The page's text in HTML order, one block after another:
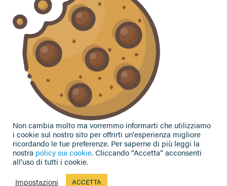
Vuoi contattarci per ricevere assistenza, lasciare un
commento o chiedere informazioni?
CONTATTACI
Seguici sui social
Privacy Policy|Cookie Policy
© 2002-2026 CAA Confagricoltura Emilia Romagna srl - P.IVA
Non cambia molto ma vorremmo informarti che utilizziamo
i cookie sul nostro sito per offrirti un'esperienza migliore
ricordando le tue preferenze. Per saperne di più leggi la
nostra policy sui cookie. Cliccando “Accetta” acconsenti
all'uso di tutti i cookie.
Impostazioni
ACCETTA